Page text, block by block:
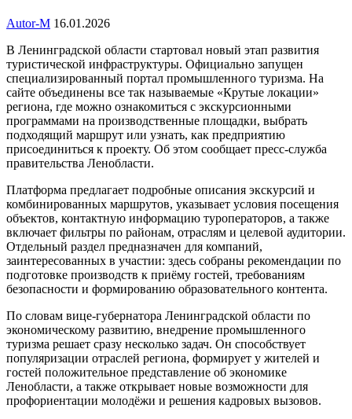
Autor-M 16.01.2026
В Ленинградской области стартовал новый этап развития
туристической инфраструктуры. Официально запущен
специализированный портал промышленного туризма. На
сайте объединены все так называемые «Крутые локации»
региона, где можно ознакомиться с экскурсионными
программами на производственные площадки, выбрать
подходящий маршрут или узнать, как предприятию
присоединиться к проекту. Об этом сообщает пресс-служба
правительства Ленобласти.
Платформа предлагает подробные описания экскурсий и
комбинированных маршрутов, указывает условия посещения
объектов, контактную информацию туроператоров, а также
включает фильтры по районам, отраслям и целевой аудитории.
Отдельный раздел предназначен для компаний,
заинтересованных в участии: здесь собраны рекомендации по
подготовке производств к приёму гостей, требованиям
безопасности и формированию образовательного контента.
По словам вице-губернатора Ленинградской области по
экономическому развитию, внедрение промышленного
туризма решает сразу несколько задач. Он способствует
популяризации отраслей региона, формирует у жителей и
гостей положительное представление об экономике
Ленобласти, а также открывает новые возможности для
профориентации молодёжи и решения кадровых вызовов.